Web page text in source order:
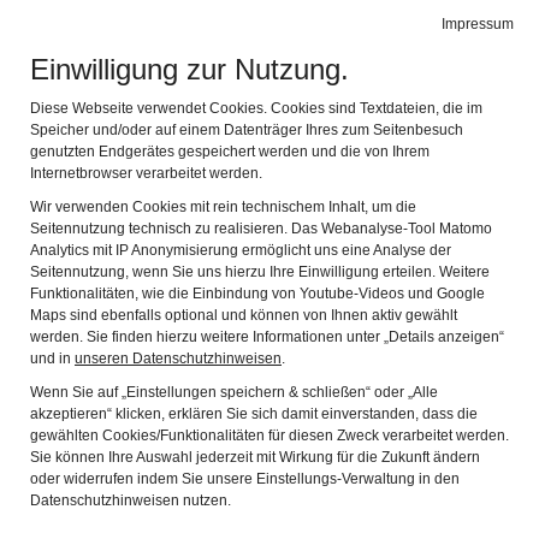
Impressum
Einwilligung zur Nutzung.
Diese Webseite verwendet Cookies. Cookies sind Textdateien, die im
Speicher und/oder auf einem Datenträger Ihres zum Seitenbesuch
genutzten Endgerätes gespeichert werden und die von Ihrem
Internetbrowser verarbeitet werden.
Wir verwenden Cookies mit rein technischem Inhalt, um die
Seitennutzung technisch zu realisieren. Das Webanalyse-Tool Matomo
Analytics mit IP Anonymisierung ermöglicht uns eine Analyse der
Seitennutzung, wenn Sie uns hierzu Ihre Einwilligung erteilen. Weitere
Funktionalitäten, wie die Einbindung von Youtube-Videos und Google
Maps sind ebenfalls optional und können von Ihnen aktiv gewählt
werden. Sie finden hierzu weitere Informationen unter „Details anzeigen“
und in unseren Datenschutzhinweisen.
Wenn Sie auf „Einstellungen speichern & schließen“ oder „Alle
akzeptieren“ klicken, erklären Sie sich damit einverstanden, dass die
gewählten Cookies/Funktionalitäten für diesen Zweck verarbeitet werden.
Sie können Ihre Auswahl jederzeit mit Wirkung für die Zukunft ändern
oder widerrufen indem Sie unsere Einstellungs-Verwaltung in den
Datenschutzhinweisen nutzen.
Fliegende Blätter